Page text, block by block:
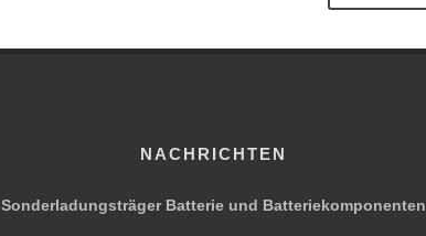
NACHRICHTEN
Sonderladungsträger Batterie und Batteriekomponenten